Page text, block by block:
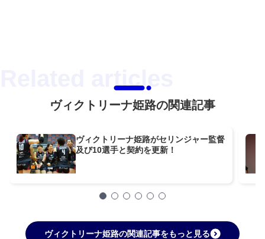
ヴィクトリーナ姫路の関連記事
ヴィクトリーナ姫路がセリンジャー監督
及び10選手と契約を更新！
ヴィクトリーナ姫路の関連記事をもっと見る